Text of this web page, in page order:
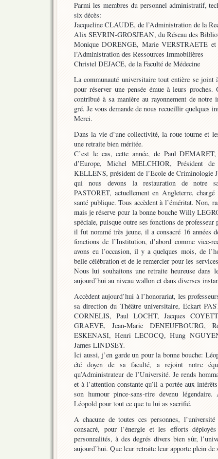
Parmi les membres du personnel administratif,
six décès:
Jacqueline CLAUDE, de l’Administration de la
Alix SEVRIN-GROSJEAN, du Réseau des
Monique DORENGE, Marie VERSTRAETE
l’Administration des Ressources Immobilières
Christel DEJACE, de la Faculté de Médecine
La communauté universitaire tout entière se joint
pour réserver une pensée émue à leurs proches.
contribué à sa manière au rayonnement de
gré. Je vous demande de nous recueillir quelques
Merci.
Dans la vie d’une collectivité, la roue tourne et
une retraite bien méritée.
C’est le cas, cette année, de Paul
d’Europe, Michel MELCHIOR, Président
KELLENS, président de l’Ecole de Criminologie
qui nous devons la restauration de notre
PASTORET, actuellement en Angleterre,
santé publique. Tous accèdent à l’éméritat. Non,
mais je réserve pour la bonne bouche Willy
spéciale, puisque outre ses fonctions de professeur
il fut nommé très jeune, il a consacré 16 années
fonctions de l’Institution, d’abord comme vice-
avons eu l’occasion, il y a quelques mois, de
belle célébration et de le remercier pour les
Nous lui souhaitons une retraite heureuse dans
aujourd’hui au niveau wallon et dans diverses
Accèdent aujourd’hui à l’honorariat, les
sa direction du Théâtre universitaire, Eckart
CORNELIS, Paul LOCHT, Jacques
GRAEVE, Jean-Marie DENEUFBOURG,
ESKENASI, Henri LECOCQ, Hung
James LINDSEY.
Ici aussi, j’en garde un pour la bonne bouche:
été doyen de sa faculté, a rejoint notre
qu’Administrateur de l’Université. Je rends
et à l’attention constante qu’il a portée aux
son humour pince-sans-rire devenu
Léopold pour tout ce que tu lui as sacrifié.
A chacune de toutes ces personnes,
consacré, pour l’énergie et les efforts
personnalités, à des degrés divers bien sûr,
aujourd’hui. Que leur retraite leur apporte plein de